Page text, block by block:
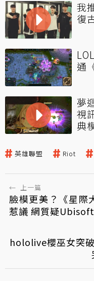
我
復
通
夢
視
典
英雄聯盟 Riot
← 上一篇
臉模更美？《星際
惹議 網質疑
hololive櫻巫女突